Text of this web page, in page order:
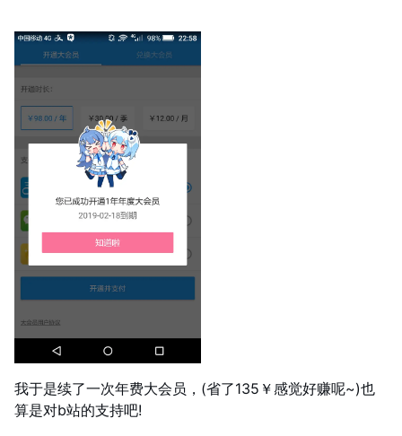
我于是续了一次年费大会员，(省了135￥感觉好赚呢~)也
算是对b站的支持吧!